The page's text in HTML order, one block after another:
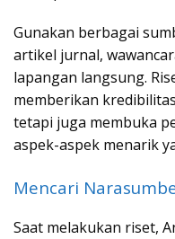
Gunakan berbagai
artikel jurnal,
lapangan langsung.
memberikan
tetapi juga membuka
aspek-aspek menarik
Mencari
Saat melakukan riset,